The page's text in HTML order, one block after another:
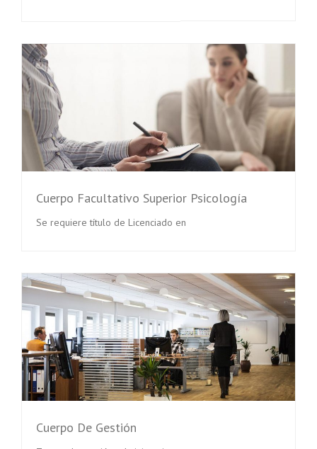
Cuerpo Facultativo Superior Psicología
Se requiere título de Licenciado en
Cuerpo De Gestión